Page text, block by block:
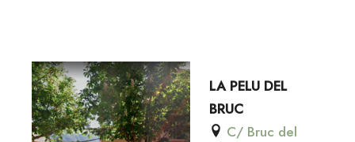
LA PELU DEL
BRUC
C/ Bruc del